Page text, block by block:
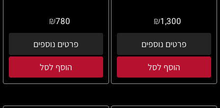
₪1,300
פרטים נוספים
הוסף לסל
₪780
פרטים נוספים
הוסף לסל